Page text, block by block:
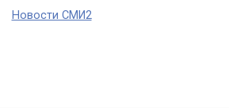
Новости СМИ2